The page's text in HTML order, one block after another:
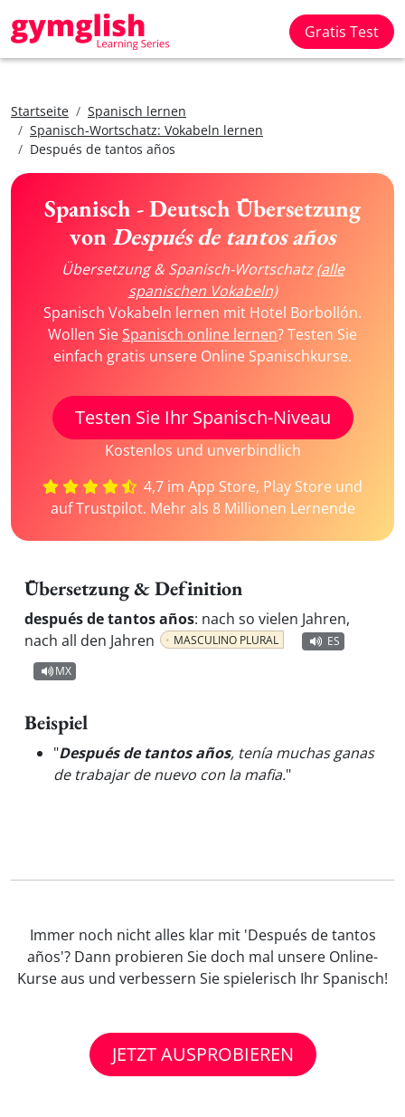
Gratis Test
Startseite
Spanisch lernen
Spanisch-Wortschatz: Vokabeln lernen
Después de tantos años
Spanisch - Deutsch Übersetzung
vonDespués de tantos años
Übersetzung & Spanisch-Wortschatz(alle
spanischen Vokabeln)
Spanisch Vokabeln lernen mit Hotel Borbollón.
Wollen SieSpanisch online lernen? Testen Sie
einfach gratis unsere Online Spanischkurse.
Testen Sie Ihr Spanisch-Niveau
Kostenlos und unverbindlich
4,7 im App Store, Play Store und
auf Trustpilot. Mehr als 8 Millionen Lernende
Übersetzung & Definition
después de tantos años: nach so vielen Jahren,
nach all den Jahren
MASCULINO PLURAL
ES
MX
Beispiel
"Después de tantos años, tenía muchas ganas
de trabajar de nuevo con la mafia."
Immer noch nicht alles klar mit 'Después de tantos
años'? Dann probieren Sie doch mal unsere Online-
Kurse aus und verbessern Sie spielerisch Ihr Spanisch!
JETZT AUSPROBIEREN